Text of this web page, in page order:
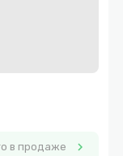
в продаже chevron_right